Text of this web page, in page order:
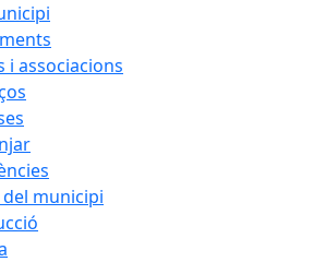
i associacions
municipi